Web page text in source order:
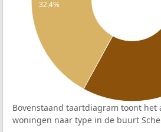
32,4%
Bovenstaand taartdiagram toont het
woningen naar type in de buurt